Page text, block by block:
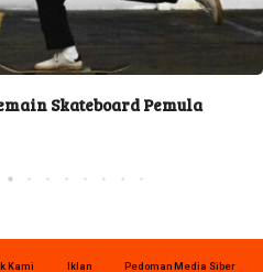
Skateboard Pemula
Kami Iklan Pedoman Media Siber